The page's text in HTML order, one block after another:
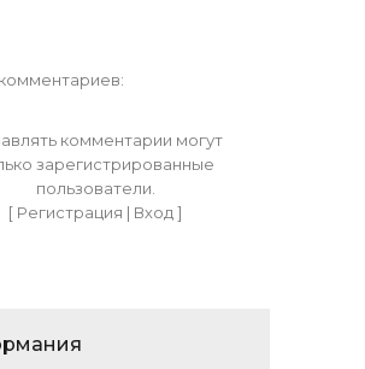
:
комментарии могут
зарегистрированные
пользователи.
[ Регистрация | Вход]